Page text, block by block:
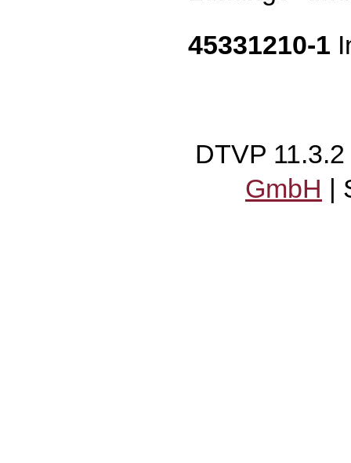
45331210-1
DTVP 11.3.2
GmbH |